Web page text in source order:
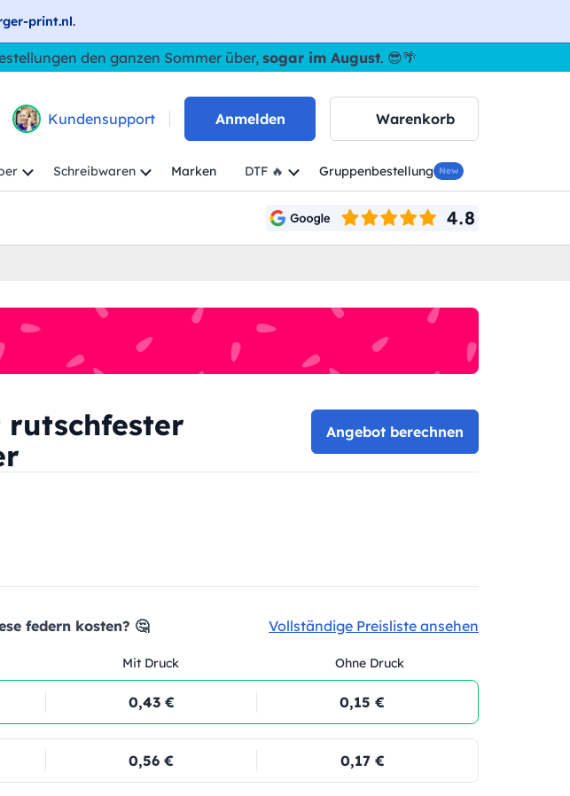
print.nl.
den ganzen Sommer über,sogar im August. 😎🌴
Kundensupport Anmelden Warenkorb
Schreibwaren Marken DTF 🔥 Gruppenbestellung New
rutschfester
Angebot berechnen
federn kosten? 🤔 Vollständige Preisliste ansehen
Mit Druck Ohne Druck
0,43 € 0,15 €
0,56 € 0,17 €